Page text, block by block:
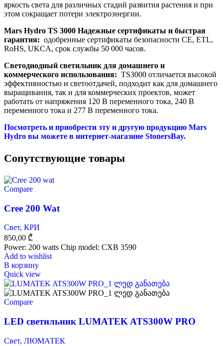
яркость света для различных стадий развития растения и при
этом сокращает потери электроэнергии.
Mars Hydro TS 3000 Надежные сертификаты и быстрая
гарантия: одобренные сертификаты безопасности CE, ETL,
RoHS, UKCA, срок службы 50 000 часов.
Светодиодный светильник для домашнего и
коммерческого использования: TS3000 отличается высокой
эффективностью и светоотдачей, подходит как для домашнего
выращивания, так и для коммерческих проектов, может
работать от напряжения 120 В переменного тока, 240 В
переменного тока и 277 В переменного тока.
Посмотреть и приобрести эту и другую продукцию Mars
Hydro вы можете в интернет-магазине StonersBay.
Cопутствующие товары
Compare
Cree 200 Wat
Свет, КРИ
850,00 ₾
Power: 200 watts Chip model: CXB 3590
Add to wishlist
В корзину
Quick view
Compare
LED светильник LUMATEK ATS300W PRO
Свет, ЛЮМАТЕК